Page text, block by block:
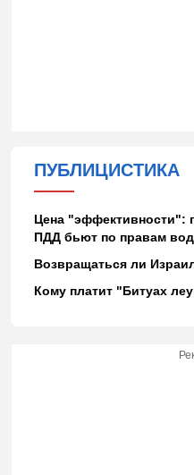
ПУБЛИЦИСТИКА
Цена "эффективности":
ПДД бьют по правам
Возвращаться ли
Кому платит "Битуах